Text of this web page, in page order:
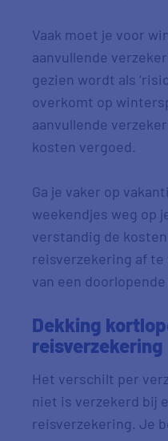
Vaak moet je voor
aanvullende
gezien wordt als
overkomt op
aanvullende
kosten vergoed.
Ga je vaker op
weekendjes weg op
verstandig de
reisverzekering af
van een
Dekking
reisverzekering
Het verschilt per
niet is verzekerd bij
reisverzekering. Je